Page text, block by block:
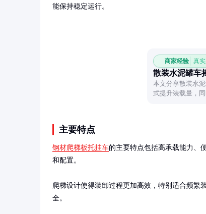
能保持稳定运行。
商家经验 真
散装水泥罐车
本文分享散装水
式提升装载量，
主要特点
钢材爬梯板托挂车的主要特点包括高承载能力、
和配置。
爬梯设计使得装卸过程更加高效，特别适合频繁
全。